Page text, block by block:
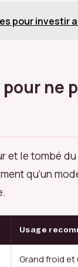
pour investir
ne
et le tombé
qu’un
Usage
Grand froid